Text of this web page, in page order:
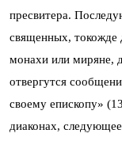
пресвитера.
священных, токожде
монахи или миряне,
отвергутся
своему епископу»
диаконах,